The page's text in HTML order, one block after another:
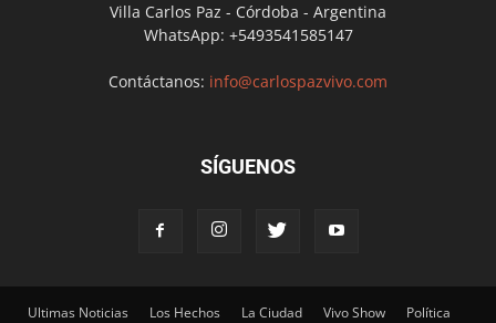
Villa Carlos Paz - Córdoba - Argentina
WhatsApp: +5493541585147
Contáctanos: info@carlospazvivo.com
SÍGUENOS
Ultimas Noticias Los Hechos La Ciudad Vivo Show Política